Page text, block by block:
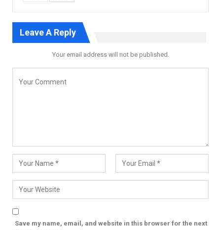
Leave A Reply
Your email address will not be published.
Save my name, email, and website in this browser for the next